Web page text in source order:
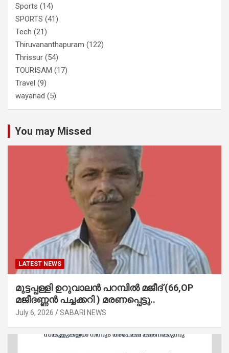
Sports (14)
SPORTS (41)
Tech (21)
Thiruvananthapuram (122)
Thrissur (54)
TOURISAM (17)
Travel (9)
wayanad (5)
You may Missed
LATEST NEWS
മുട്ടപ്പള്ളി ഉറുവാലൻ പറമ്പിൽ മജീദ് (66,OP
മജീദണ്ണൻ പച്ചക്കറി ) മരണപ്പെട്ടു..
July 6, 2026 SABARI NEWS